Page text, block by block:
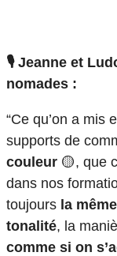
🎙️ Jeanne et
nomades :
“Ce qu’on a mis
supports de
couleur 🟡, que
dans nos
toujours la
tonalité, la
comme si on